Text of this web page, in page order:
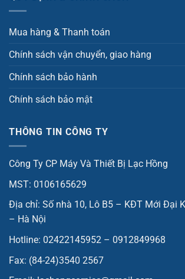
Mua hàng & Thanh toán
Chính sách vận chuyển, giao hàng
Chính sách bảo hành
Chính sách bảo mật
THÔNG TIN CÔNG TY
Công Ty CP Máy Và Thiết Bị Lạc Hồng
MST: 0106165629
Địa chỉ: Số nhà 10, Lô B5 – KĐT Mới Đại
– Hà Nội
Hotline: 02422145952 – 0912849968
Fax: (84-24)3540 2567